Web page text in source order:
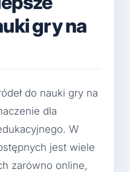
gry na
do nauki gry na
dla
W
jest wiele
zarówno online,